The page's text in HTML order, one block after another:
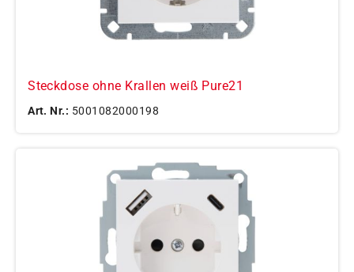
Steckdose ohne Krallen weiß Pure21
Art. Nr.: 5001082000198